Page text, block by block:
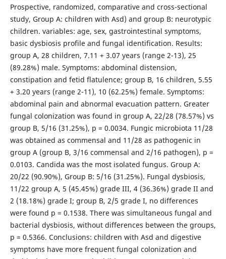
Prospective, randomized, comparative and cross-sectional
study, Group A: children with Asd) and group B: neurotypic
children. variables: age, sex, gastrointestinal symptoms,
basic dysbiosis profile and fungal identification. Results:
group A, 28 children, 7.11 + 3.07 years (range 2-13), 25
(89.28%) male. Symptoms: abdominal distension,
constipation and fetid flatulence; group B, 16 children, 5.55
+ 3.20 years (range 2-11), 10 (62.25%) female. Symptoms:
abdominal pain and abnormal evacuation pattern. Greater
fungal colonization was found in group A, 22/28 (78.57%) vs
group B, 5/16 (31.25%), p = 0.0034. Fungic microbiota 11/28
was obtained as commensal and 11/28 as pathogenic in
group A (group B, 3/16 commensal and 2/16 pathogen), p =
0.0103. Candida was the most isolated fungus. Group A:
20/22 (90.90%), Group B: 5/16 (31.25%). Fungal dysbiosis,
11/22 group A, 5 (45.45%) grade III, 4 (36.36%) grade II and
2 (18.18%) grade I; group B, 2/5 grade I, no differences
were found p = 0.1538. There was simultaneous fungal and
bacterial dysbiosis, without differences between the groups,
p = 0.5366. Conclusions: children with Asd and digestive
symptoms have more frequent fungal colonization and